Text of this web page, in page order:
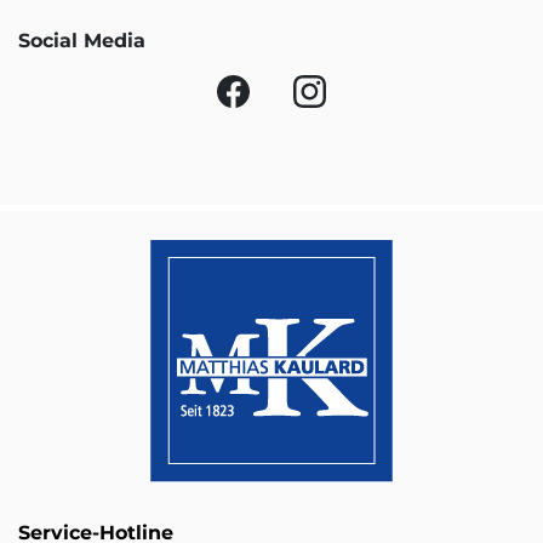
Social Media
Service-Hotline